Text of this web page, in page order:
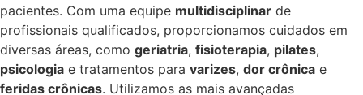
pacientes. Com uma equipe multidisciplinar de
profissionais qualificados, proporcionamos cuidados em
diversas áreas, como geriatria, fisioterapia, pilates,
psicologia e tratamentos para varizes, dor crônica e
feridas crônicas. Utilizamos as mais avançadas